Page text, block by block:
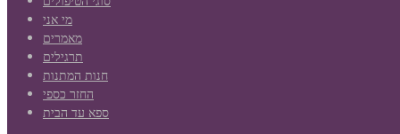
מי אני
מאמרים
תרגילים
חנות המתנות
החזר כספי
ספא עד הבית